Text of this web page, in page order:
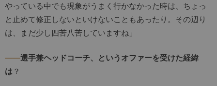
やっている中でも現象がうまく行かなかった時は、ちょっ
と止めて修正しないといけないこともあったり。その辺り
は、まだ少し四苦八苦していますね」
――選手兼ヘッドコーチ、というオファーを受けた経緯
は ？